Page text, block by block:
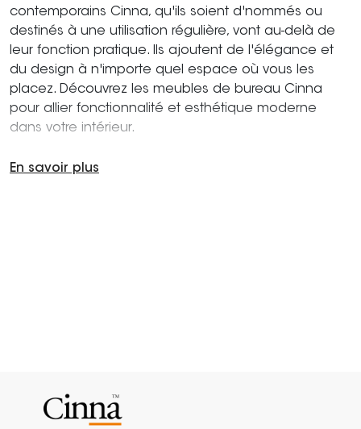
contemporains Cinna, qu'ils soient d'nommés ou
destinés à une utilisation régulière, vont au-delà de
leur fonction pratique. Ils ajoutent de l'élégance et
du design à n'importe quel espace où vous les
placez. Découvrez les meubles de bureau Cinna
pour allier fonctionnalité et esthétique moderne
dans votre intérieur.
En savoir plus